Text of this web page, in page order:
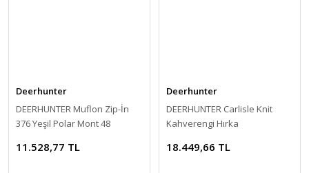
Deerhunter
DEERHUNTER Muflon Zip-İn
376 Yeşil Polar Mont 48
11.528,77 TL
Deerhunter
DEERHUNTER Carlisle Knit
Kahverengi Hırka
18.449,66 TL